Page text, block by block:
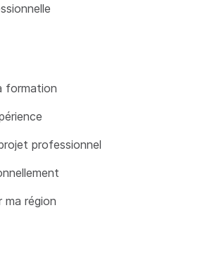
formation
professionnel
ma région